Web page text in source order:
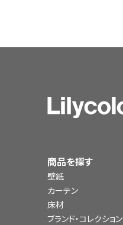
商品を探す
壁紙
カーテン
床材
ブランド・コレクション